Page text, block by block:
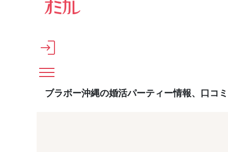
メインコンテンツへスキップ
ブラボー沖縄の婚活パーティー情報、口コ